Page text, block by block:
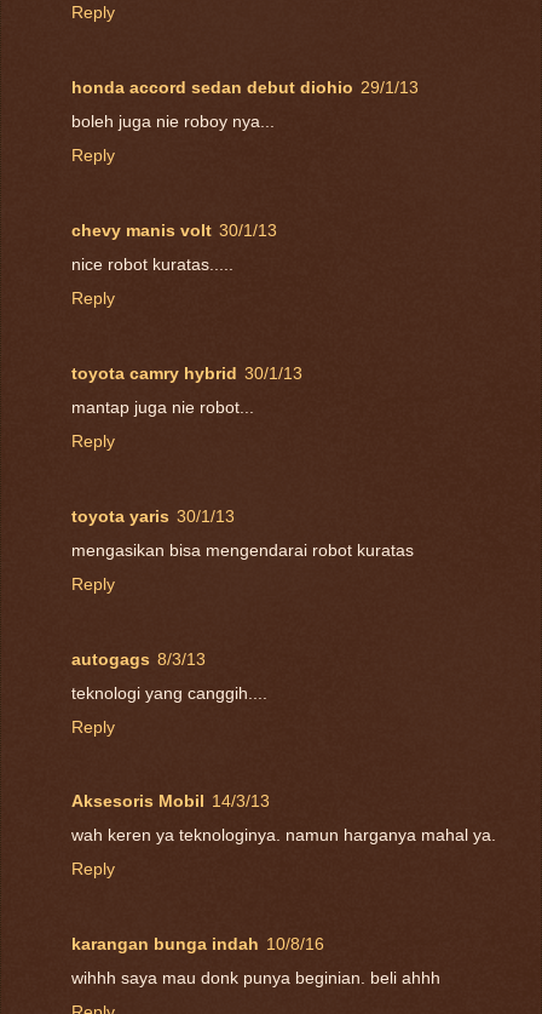
Reply
honda accord sedan debut diohio 29/1/13
boleh juga nie roboy nya...
Reply
chevy manis volt 30/1/13
nice robot kuratas.....
Reply
toyota camry hybrid 30/1/13
mantap juga nie robot...
Reply
toyota yaris 30/1/13
mengasikan bisa mengendarai robot kuratas
Reply
autogags 8/3/13
teknologi yang canggih....
Reply
Aksesoris Mobil 14/3/13
wah keren ya teknologinya. namun harganya mahal ya.
Reply
karangan bunga indah 10/8/16
wihhh saya mau donk punya beginian. beli ahhh